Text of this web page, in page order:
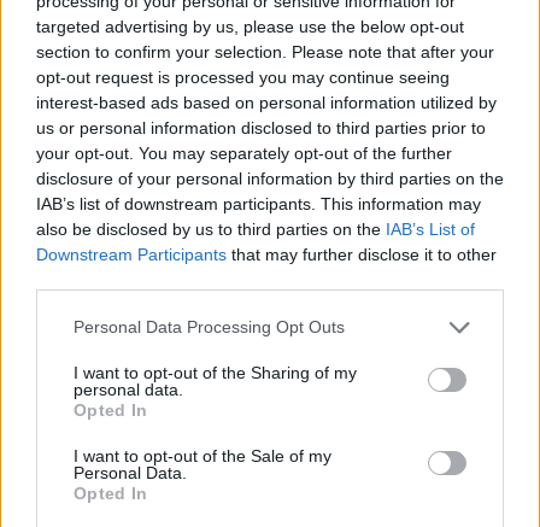
targeted advertising by us, please use the below opt-out
section to confirm your selection. Please note that after your
opt-out request is processed you may continue seeing
interest-based ads based on personal information utilized by
us or personal information disclosed to third parties prior to
your opt-out. You may separately opt-out of the further
disclosure of your personal information by third parties on the
IAB’s list of downstream participants. This information may
also be disclosed by us to third parties on the IAB’s List of
Downstream Participants that may further disclose it to other
Personal Data Processing Opt Outs
I want to opt-out of the Sharing of my
personal data.
Opted In
I want to opt-out of the Sale of my
Personal Data.
Opted In